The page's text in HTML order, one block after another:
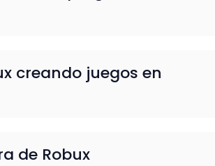
creando juegos en
de Robux